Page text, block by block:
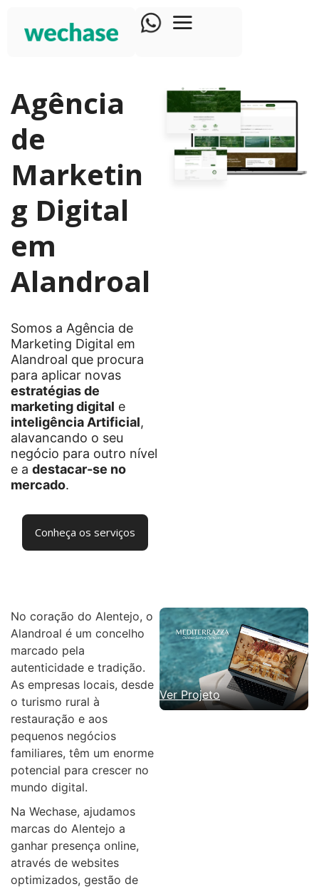
Agência
de
Marketin
g Digital
em
Alandroal
Somos a Agência de
Marketing Digital em
Alandroal que procura
para aplicar novas
estratégias de
marketing digital e
inteligência Artificial,
alavancando o seu
negócio para outro nível
e a destacar-se no
mercado.
Conheça os serviços
No coração do Alentejo, o
Alandroal é um concelho
marcado pela
autenticidade e tradição.
As empresas locais, desde
o turismo rural à
restauração e aos
pequenos negócios
familiares, têm um enorme
potencial para crescer no
mundo digital.
Na Wechase, ajudamos
marcas do Alentejo a
ganhar presença online,
através de websites
optimizados, gestão de
Ver Projeto